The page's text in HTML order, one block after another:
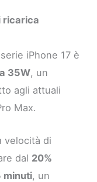
ricarica
iPhone 17 è
35W, un
agli attuali
Max.
velocità di
dal 20%
minuti, un